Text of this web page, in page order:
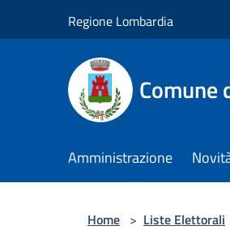
Regione Lombardia
Comune
Amministrazione
Home > Liste Elettorali